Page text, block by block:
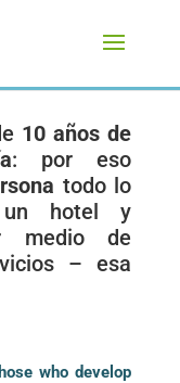
10 años de
: por eso
todo lo
un hotel y
medio de
– esa
who develop